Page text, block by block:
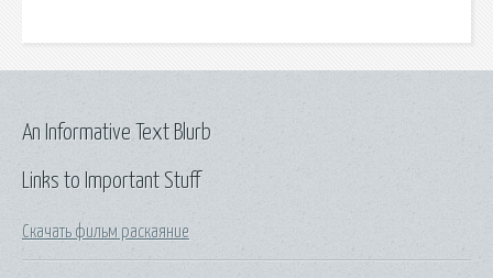
Links to Important Stuff
Скачать фильм раскаяние
An Informative Text Blurb